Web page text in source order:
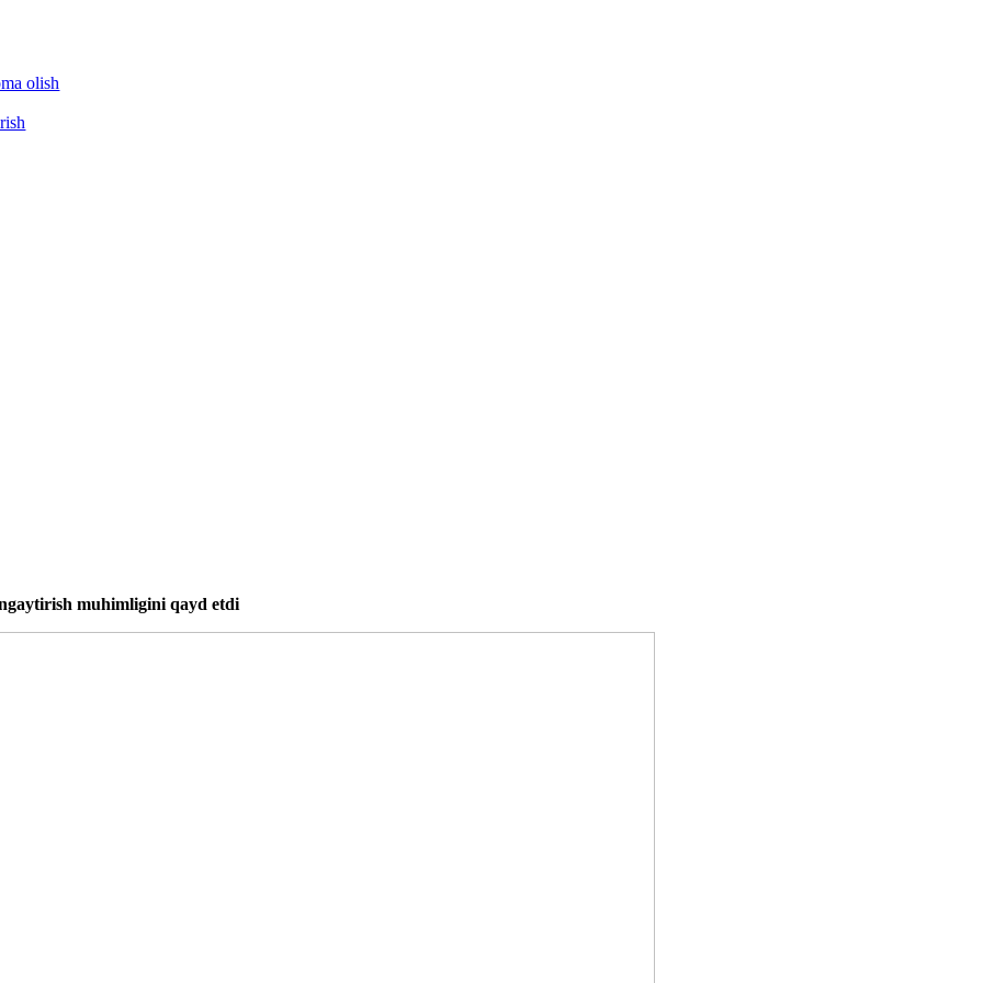
olish
muhimligini qayd etdi